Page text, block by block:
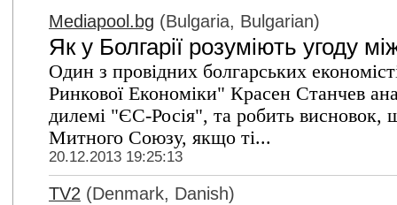
Mediapool.bg (Bulgaria, Bulgarian)
Як у Болгарії розуміють угоду
Один з провідних болгарських
Ринкової Економіки" Красен Станчев
дилемі "ЄС-Росія", та робить
Митного Союзу, якщо ті...
20.12.2013 19:25:13
TV2 (Denmark, Danish)